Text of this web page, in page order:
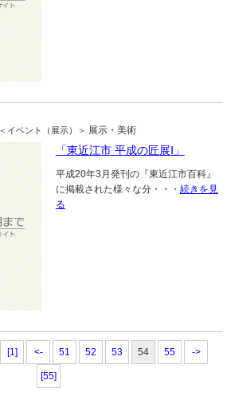
＜イベント（展示）＞ 展示・美術
「東近江市 平成の匠展Ⅰ」
平成20年3月発刊の『東近江市百科』
に掲載された様々な分・・・ 続きを見
る
[1] <- 51 52 53 54 55 ->
[55]